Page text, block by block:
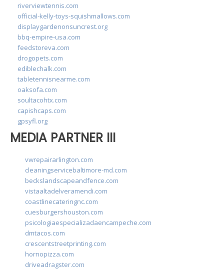
riverviewtennis.com
official-kelly-toys-squishmallows.com
displaygardenonsuncrest.org
bbq-empire-usa.com
feedstoreva.com
drogopets.com
ediblechalk.com
tabletennisnearme.com
oaksofa.com
soultacohtx.com
capishcaps.com
gpsyfl.org
MEDIA PARTNER III
vwrepairarlington.com
cleaningservicebaltimore-md.com
beckslandscapeandfence.com
vistaaltadelveramendi.com
coastlinecateringnc.com
cuesburgershouston.com
psicologiaespecializadaencampeche.com
dmtacos.com
crescentstreetprinting.com
hornopizza.com
driveadragster.com